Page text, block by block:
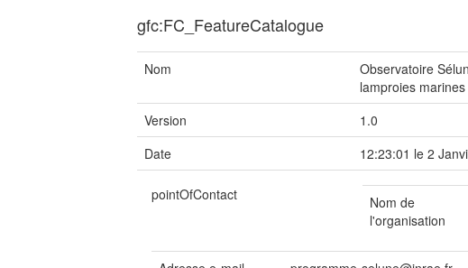
gfc:FC_FeatureCatalogue
Nom
Observatoire
lamproies marines
Version
1.0
Date
12:23:01 le 2
pointOfContact
Nom de
l'organisation